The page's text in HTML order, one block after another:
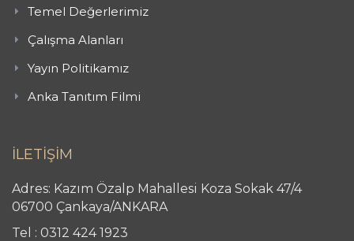
Temel Değerlerimiz
Çalışma Alanları
Yayın Politikamız
Anka Tanıtım Filmi
İLETİŞİM
Adres: Kazım Özalp Mahallesi Koza Sokak 47/4
06700 Çankaya/ANKARA
Tel : 0312 424 1923